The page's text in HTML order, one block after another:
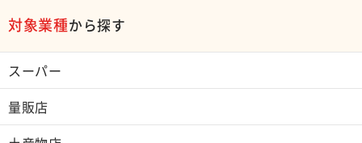
対象業種から探す
スーパー
量販店